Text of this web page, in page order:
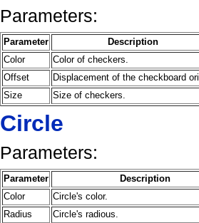
Parameters:
Parameter
Description
Color
Color of checkers.
Offset
Displacement of the checkboard
Size
Size of checkers.
Circle
Parameters:
Parameter
Description
Color
Circle's color.
Radius
Circle's radious.